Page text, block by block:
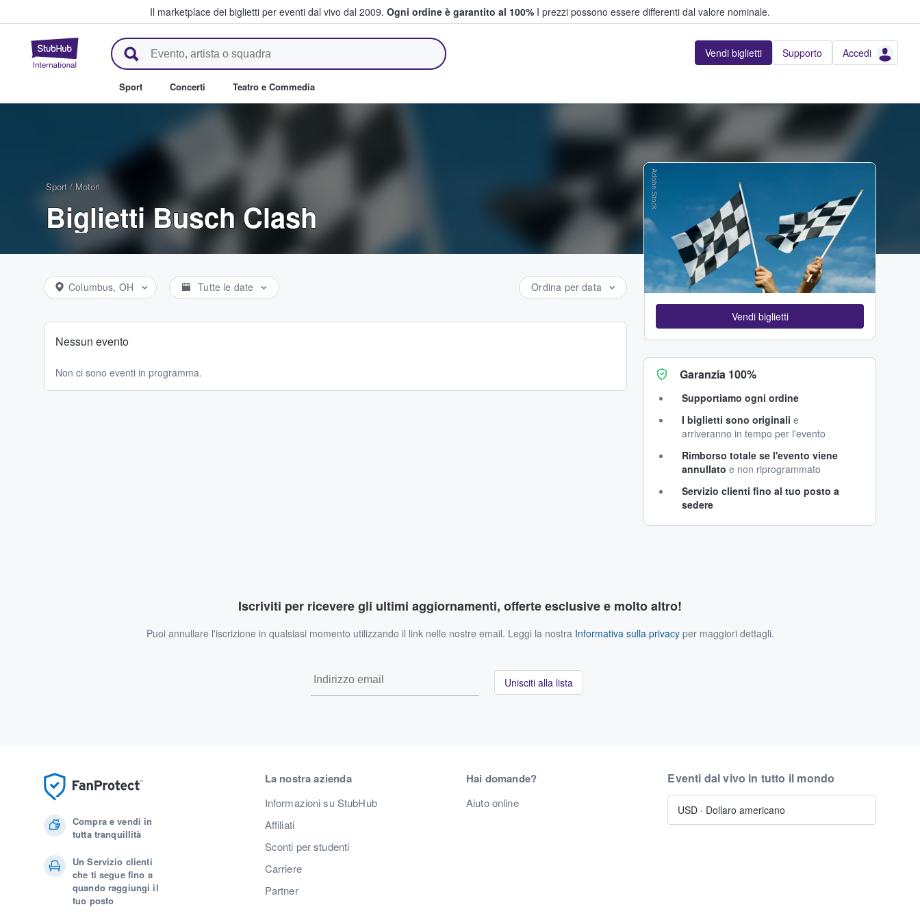
Il marketplace dei biglietti per eventi dal vivo dal 2009. Ogni ordine è garantito al 100% I prezzi possono essere differenti dal valore nominale.
StubHub - Dove i fan comprano e vendono biglietti Vendi biglietti Supporto Accedi
Sport Concerti Teatro e Commedia
Sport / Motori
Biglietti Busch Clash
Columbus, OH Tutte le date Ordina per data
Nessun evento
Non ci sono eventi in programma.
Adobe Stock
Vendi biglietti
Garanzia 100%
Supportiamo ogni ordine
I biglietti sono originali e
arriveranno in tempo per l'evento
Rimborso totale se l'evento viene
annullato e non riprogrammato
Servizio clienti fino al tuo posto a
sedere
Iscriviti per ricevere gli ultimi aggiornamenti, offerte esclusive e molto altro!
Puoi annullare l'iscrizione in qualsiasi momento utilizzando il link nelle nostre email. Leggi la nostra Informativa sulla privacyper maggiori dettagli.
Unisciti alla lista
Compra e vendi in
tutta tranquillità
Un Servizio clienti
che ti segue fino a
quando raggiungi il
tuo posto
La nostra azienda
Informazioni su StubHub
Affiliati
Sconti per studenti
Carriere
Partner
Hai domande?
Aiuto online
Eventi dal vivo in tutto il mondo
USD · Dollaro americano